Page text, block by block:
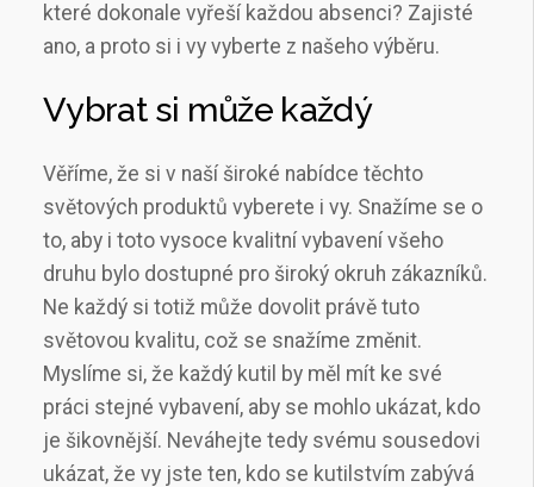
které dokonale vyřeší každou absenci? Zajisté
ano, a proto si i vy vyberte z našeho výběru.
Vybrat si může každý
Věříme, že si v naší široké nabídce těchto
světových produktů vyberete i vy. Snažíme se o
to, aby i toto vysoce kvalitní vybavení všeho
druhu bylo dostupné pro široký okruh zákazníků.
Ne každý si totiž může dovolit právě tuto
světovou kvalitu, což se snažíme změnit.
Myslíme si, že každý kutil by měl mít ke své
práci stejné vybavení, aby se mohlo ukázat, kdo
je šikovnější. Neváhejte tedy svému sousedovi
ukázat, že vy jste ten, kdo se kutilstvím zabývá